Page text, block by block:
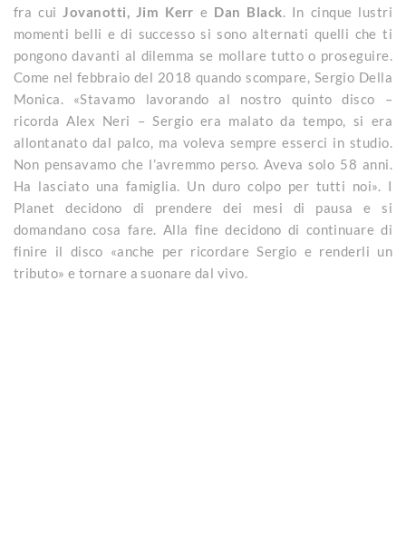
fra cuiJovanotti, Jim Kerr e Dan Black. In cinque lustri
momenti belli e di successo si sono alternati quelli che ti
pongono davanti al dilemma se mollare tutto o proseguire.
Come nel febbraio del 2018 quando scompare, Sergio Della
Monica. «Stavamo lavorando al nostro quinto disco –
ricorda Alex Neri – Sergio era malato da tempo, si era
allontanato dal palco, ma voleva sempre esserci in studio.
Non pensavamo che l’avremmo perso. Aveva solo 58 anni.
Ha lasciato una famiglia. Un duro colpo per tutti noi». I
Planet decidono di prendere dei mesi di pausa e si
domandano cosa fare. Alla fine decidono di continuare di
finire il disco «anche per ricordare Sergio e renderli un
tributo» e tornare a suonare dal vivo.